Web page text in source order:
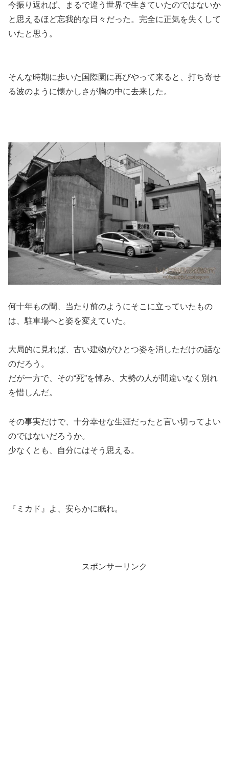
今振り返れば、まるで違う世界で生きていたのではないか
と思えるほど忘我的な日々だった。完全に正気を失くして
いたと思う。
そんな時期に歩いた国際園に再びやって来ると、打ち寄せ
る波のように懐かしさが胸の中に去来した。
何十年もの間、当たり前のようにそこに立っていたもの
は、駐車場へと姿を変えていた。
大局的に見れば、古い建物がひとつ姿を消しただけの話な
のだろう。
だが一方で、その“死”を悼み、大勢の人が間違いなく別れ
を惜しんだ。
その事実だけで、十分幸せな生涯だったと言い切ってよい
のではないだろうか。
少なくとも、自分にはそう思える。
『ミカド』よ、安らかに眠れ。
スポンサーリンク